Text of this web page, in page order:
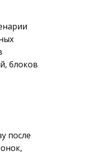
блоков
после